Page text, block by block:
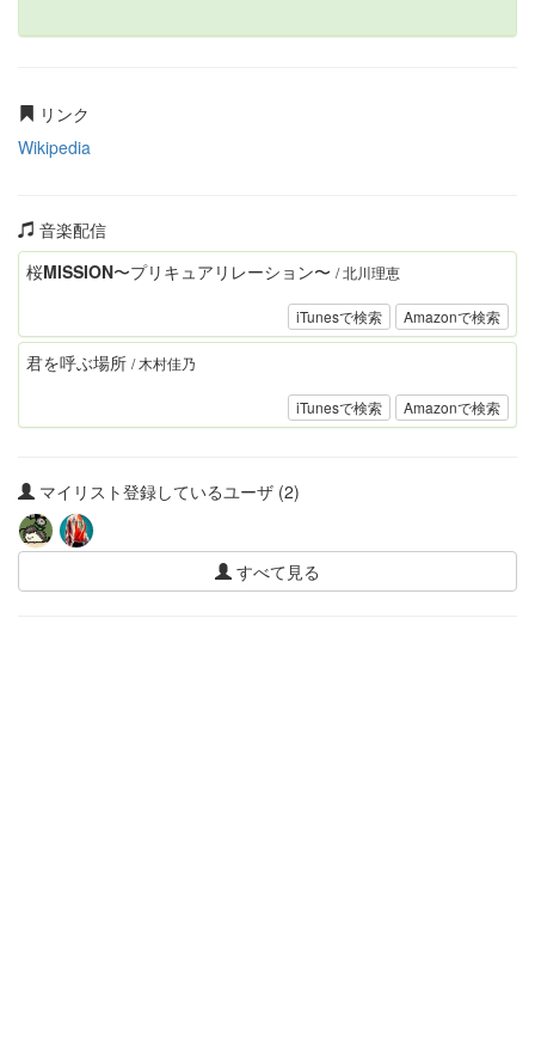
リンク
Wikipedia
音楽配信
iTunesで検索 Amazonで検索
桜MISSION〜プリキュアリレーション〜 / 北川理恵
iTunesで検索 Amazonで検索
君を呼ぶ場所 / 木村佳乃
マイリスト登録しているユーザ (2)
すべて見る